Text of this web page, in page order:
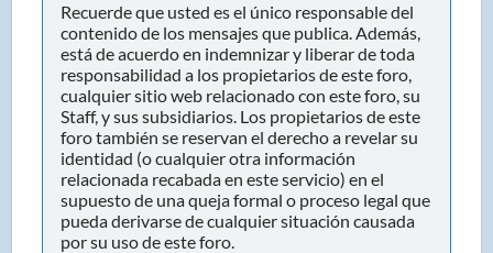
Recuerde que usted es el único responsable del
contenido de los mensajes que publica. Además,
está de acuerdo en indemnizar y liberar de toda
responsabilidad a los propietarios de este foro,
cualquier sitio web relacionado con este foro, su
Staff, y sus subsidiarios. Los propietarios de este
foro también se reservan el derecho a revelar su
identidad (o cualquier otra información
relacionada recabada en este servicio) en el
supuesto de una queja formal o proceso legal que
pueda derivarse de cualquier situación causada
por su uso de este foro.